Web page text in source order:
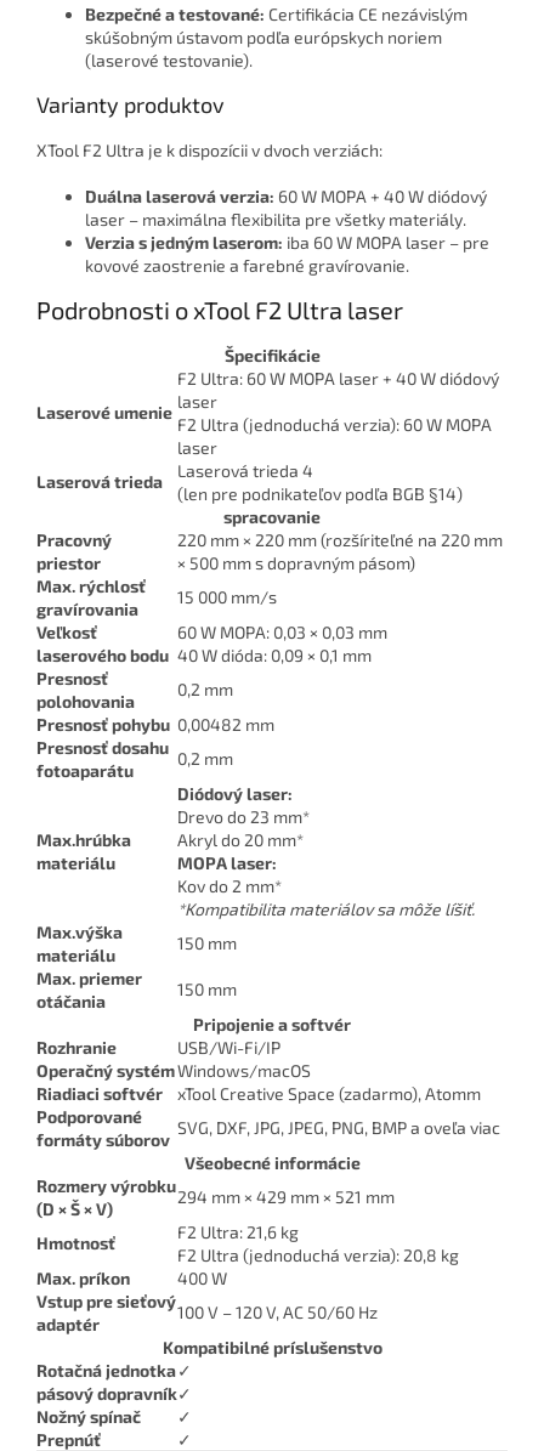
Bezpečné a testované: Certifikácia CE nezávislým
skúšobným ústavom podľa európskych noriem
(laserové testovanie).
Varianty produktov
XTool F2 Ultra je k dispozícii v dvoch verziách:
Duálna laserová verzia: 60 W MOPA + 40 W diódový
laser – maximálna flexibilita pre všetky materiály.
Verzia s jedným laserom: iba 60 W MOPA laser – pre
kovové zaostrenie a farebné gravírovanie.
Podrobnosti o xTool F2 Ultra laser
Špecifikácie
Laserové umenie
F2 Ultra: 60 W MOPA laser + 40 W diódový
laser
F2 Ultra (jednoduchá verzia): 60 W MOPA
laser
Laserová trieda
Laserová trieda 4
(len pre podnikateľov podľa BGB §14)
spracovanie
Pracovný
priestor
220 mm × 220 mm (rozšíriteľné na 220 mm
× 500 mm s dopravným pásom)
Max. rýchlosť
gravírovania
15 000 mm/s
Veľkosť
laserového bodu
60 W MOPA: 0,03 × 0,03 mm
40 W dióda: 0,09 × 0,1 mm
Presnosť
polohovania
0,2 mm
Presnosť pohybu 0,00482 mm
Presnosť dosahu
fotoaparátu
0,2 mm
Max.hrúbka
materiálu
Diódový laser:
Drevo do 23 mm*
Akryl do 20 mm*
MOPA laser:
Kov do 2 mm*
*Kompatibilita materiálov sa môže líšiť.
Max.výška
materiálu
150 mm
Max. priemer
otáčania
150 mm
Pripojenie a softvér
Rozhranie
USB/Wi-Fi/IP
Operačný systémWindows/macOS
Riadiaci softvér
xTool Creative Space (zadarmo), Atomm
Podporované
formáty súborov
SVG, DXF, JPG, JPEG, PNG, BMP a oveľa viac
Všeobecné informácie
Rozmery výrobku
(D × Š × V)
294 mm × 429 mm × 521 mm
Hmotnosť
F2 Ultra: 21,6 kg
F2 Ultra (jednoduchá verzia): 20,8 kg
Max. príkon
400 W
Vstup pre sieťový
adaptér
100 V – 120 V, AC 50/60 Hz
Kompatibilné príslušenstvo
Rotačná jednotka✓
pásový dopravník✓
Nožný spínač
✓
Prepnúť
✓